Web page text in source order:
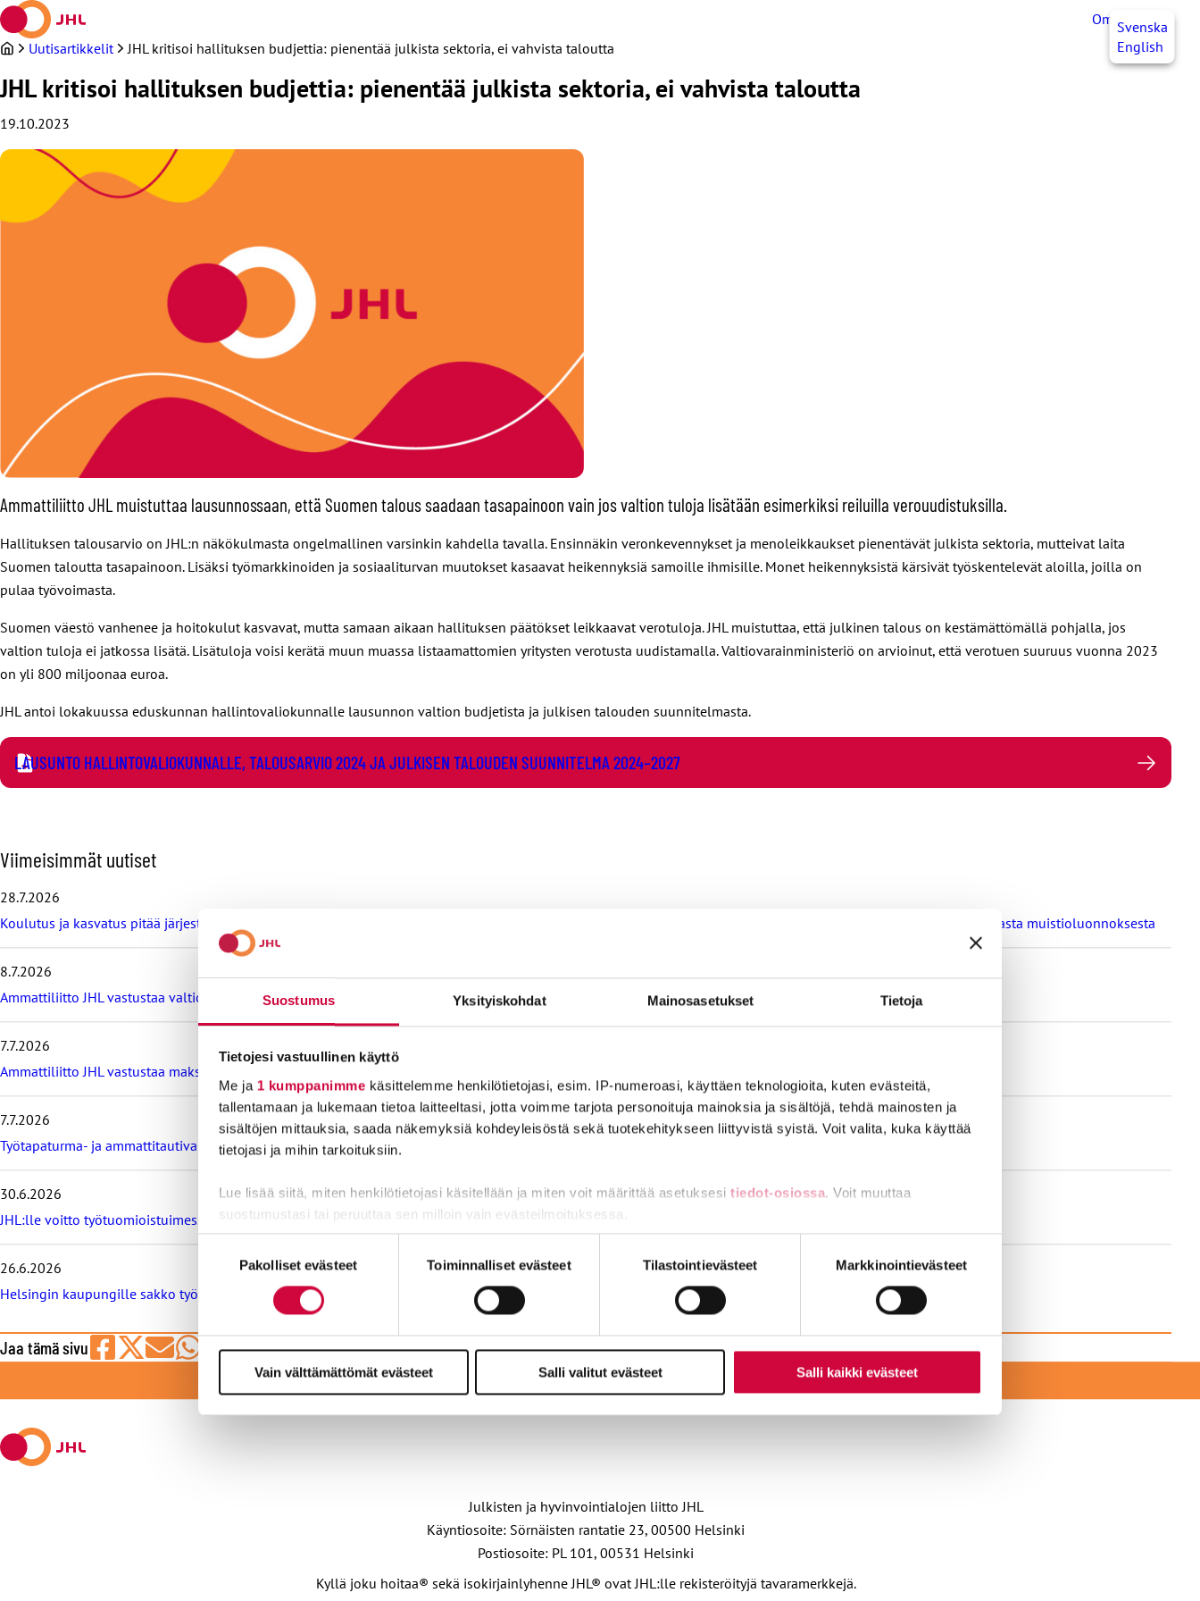
Suostumus Yksityiskohdat Mainosasetukset Tietoja
Tietojesi vastuullinen käyttö
Me ja 1 kumppanimme käsittelemme henkilötietojasi, esim. IP-numeroasi, käyttäen teknologioita, kuten evästeitä,
tallentamaan ja lukemaan tietoa laitteeltasi, jotta voimme tarjota personoituja mainoksia ja sisältöjä, tehdä mainosten ja
sisältöjen mittauksia, saada näkemyksiä kohdeyleisöstä sekä tuotekehitykseen liittyvistä syistä. Voit valita, kuka käyttää
tietojasi ja mihin tarkoituksiin.
Lue lisää siitä, miten henkilötietojasi käsitellään ja miten voit määrittää asetuksesi tiedot-osiossa. Voit muuttaa
suostumustasi tai peruuttaa sen milloin vain evästeilmoituksessa.
Evästeistä osa on välttämättömiä, osa sivuston toimintaa parantavia, ja osaa käytetään tilastointi- tai
Pakolliset evästeet Toiminnalliset evästeet Tilastointievästeet Markkinointievästeet
Vain välttämättömät evästeet Salli valitut evästeet Salli kaikki evästeet
Siirry
sisältöön
OmaJHLSvenska
English
Uutisartikkelit JHL kritisoi hallituksen budjettia: pienentää julkista sektoria, ei vahvista taloutta
JHL kritisoi hallituksen budjettia: pienentää julkista sektoria, ei vahvista taloutta
19.10.2023
Ammattiliitto JHL muistuttaa lausunnossaan, että Suomen talous saadaan tasapainoon vain jos valtion tuloja lisätään esimerkiksi reiluilla verouudistuksilla.
Hallituksen talousarvio on JHL:n näkökulmasta ongelmallinen varsinkin kahdella tavalla. Ensinnäkin veronkevennykset ja menoleikkaukset pienentävät julkista sektoria, mutteivat laita
Suomen taloutta tasapainoon. Lisäksi työmarkkinoiden ja sosiaaliturvan muutokset kasaavat heikennyksiä samoille ihmisille. Monet heikennyksistä kärsivät työskentelevät aloilla, joilla on
pulaa työvoimasta.
Suomen väestö vanhenee ja hoitokulut kasvavat, mutta samaan aikaan hallituksen päätökset leikkaavat verotuloja. JHL muistuttaa, että julkinen talous on kestämättömällä pohjalla, jos
valtion tuloja ei jatkossa lisätä. Lisätuloja voisi kerätä muun muassa listaamattomien yritysten verotusta uudistamalla. Valtiovarainministeriö on arvioinut, että verotuen suuruus vuonna 2023
on yli 800 miljoonaa euroa.
JHL antoi lokakuussa eduskunnan hallintovaliokunnalle lausunnon valtion budjetista ja julkisen talouden suunnitelmasta.
LAUSUNTO HALLINTOVALIOKUNNALLE, TALOUSARVIO 2024 JA JULKISEN TALOUDEN SUUNNITELMA 2024–2027
O
h
i
t
a
i
m
s
i
ä
t
u
u
t
s
e
t
Viimeisimmät uutiset
28.7.2026
Koulutus ja kasvatus pitää järjestää lasten ja nuorten hyvinvoinnin ehdoilla – Ammattiliitto JHL on antanut lausunnon koulujen ja oppilaitosten loma-aikoja koskevasta muistioluonnoksesta
8.7.2026
Ammattiliitto JHL vastustaa valtiokonttoria koskevan lain muutosta
7.7.2026
Ammattiliitto JHL vastustaa maksullisia avoimia korkeakoulututkintoja
7.7.2026
Työtapaturma- ja ammattitautivakuutus turvaa työelämässä, tiedä ainakin tämä vakuutuksesta
30.6.2026
JHL:lle voitto työtuomioistuimessa: raitiovaununkuljettaja irtisanottiin laittomasti, saa korvausta yli 12 000 euroa
26.6.2026
Helsingin kaupungille sakko työtuomioistuimesta, syynä työehtosopimuksen rikkominen
Jaa tämä sivu
sähköpostilla
WhatsAppilla
Telegramilla
LIITY VAHVAAN JOUKKOON LIITY JÄSENEKSI
Julkisten ja hyvinvointialojen liitto JHL
Käyntiosoite: Sörnäisten rantatie 23, 00500 Helsinki
Postiosoite: PL 101, 00531 Helsinki
Kyllä joku hoitaa® sekä isokirjainlyhenne JHL® ovat JHL:lle rekisteröityjä tavaramerkkejä.